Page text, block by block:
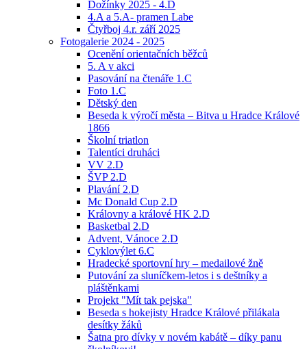
Dožínky 2025 - 4.D
4.A a 5.A- pramen Labe
Čtyřboj 4.r. září 2025
Fotogalerie 2024 - 2025
Ocenění orientačních běžců
5. A v akci
Pasování na čtenáře 1.C
Foto 1.C
Dětský den
Beseda k výročí města – Bitva u Hradce Králové
1866
Školní triatlon
Talentíci druháci
VV 2.D
ŠVP 2.D
Plavání 2.D
Mc Donald Cup 2.D
Královny a králové HK 2.D
Basketbal 2.D
Advent, Vánoce 2.D
Cyklovýlet 6.C
Hradecké sportovní hry – medailové žně
Putování za sluníčkem-letos i s deštníky a
pláštěnkami
Projekt "Mít tak pejska"
Beseda s hokejisty Hradce Králové přilákala
desítky žáků
Šatna pro dívky v novém kabátě – díky panu